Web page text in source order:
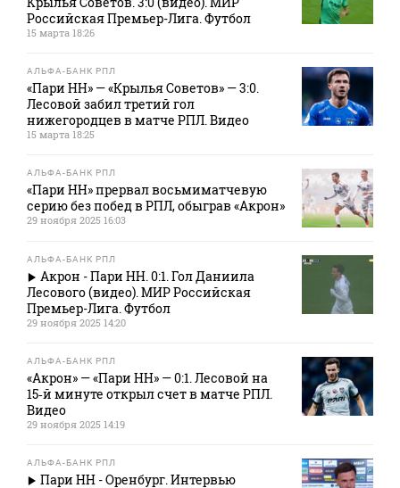
Российская Премьер-Лига. Футбол
15 марта 18:26
АЛЬФА-БАНК РПЛ
«Пари НН» — «Крылья Советов» — 3:0.
Лесовой забил третий гол
нижегородцев в матче РПЛ. Видео
15 марта 18:25
АЛЬФА-БАНК РПЛ
«Пари НН» прервал восьмиматчевую
серию без побед в РПЛ, обыграв «Акрон»
29 ноября 2025 16:03
АЛЬФА-БАНК РПЛ
Акрон - Пари НН. 0:1. Гол Даниила
Лесового (видео). МИР Российская
Премьер-Лига. Футбол
29 ноября 2025 14:20
АЛЬФА-БАНК РПЛ
«Акрон» — «Пари НН» — 0:1. Лесовой на
15‑й минуте открыл счет в матче РПЛ.
Видео
29 ноября 2025 14:19
АЛЬФА-БАНК РПЛ
Пари НН - Оренбург. Интервью